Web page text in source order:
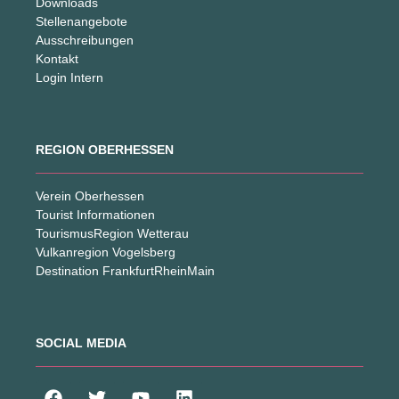
Downloads
Stellenangebote
Ausschreibungen
Kontakt
Login Intern
REGION OBERHESSEN
Verein Oberhessen
Tourist Informationen
TourismusRegion Wetterau
Vulkanregion Vogelsberg
Destination FrankfurtRheinMain
SOCIAL MEDIA